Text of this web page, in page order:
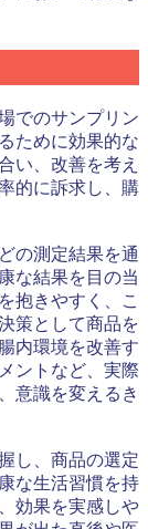
でのサンプリン
ために効果的な
い、改善を考え
的に訴求し、購
の測定結果を通
な結果を目の当
抱きやすく、こ
策として商品を
内環境を改善す
ントなど、実際
意識を変えるき
し、商品の選定
な生活習慣を持
効果を実感しや